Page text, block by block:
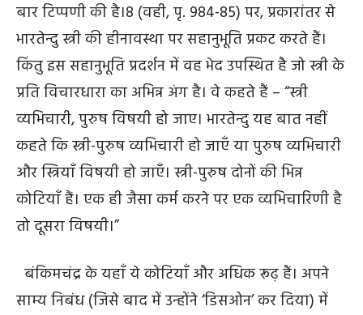
बार टिप्पणी की है।8 (वही, पृ. 984-85) पर, प्रकारांतर से
भारतेन्दु स्त्री की हीनावस्था पर सहानुभूति प्रकट करते हैं।
किंतु इस सहानुभूति प्रदर्शन में वह भेद उपस्थित है जो स्त्री के
प्रति विचारधारा का अभिन्न अंग है। वे कहते हैं – “स्त्री
व्यभिचारी, पुरुष विषयी हो जाए। भारतेन्दु यह बात नहीं
कहते कि स्त्री-पुरुष व्यभिचारी हो जाएँ या पुरुष व्यभिचारी
और स्त्रियाँ विषयी हो जाएँ। स्त्री-पुरुष दोनों की भिन्न
कोटियाँ हैं। एक ही जैसा कर्म करने पर एक व्यभिचारिणी है
तो दूसरा विषयी।”
बंकिमचंद्र के यहाँ ये कोटियाँ और अधिक रूढ़ हैं। अपने
साम्य निबंध (जिसे बाद में उन्होंने ‘डिसओन’ कर दिया) में